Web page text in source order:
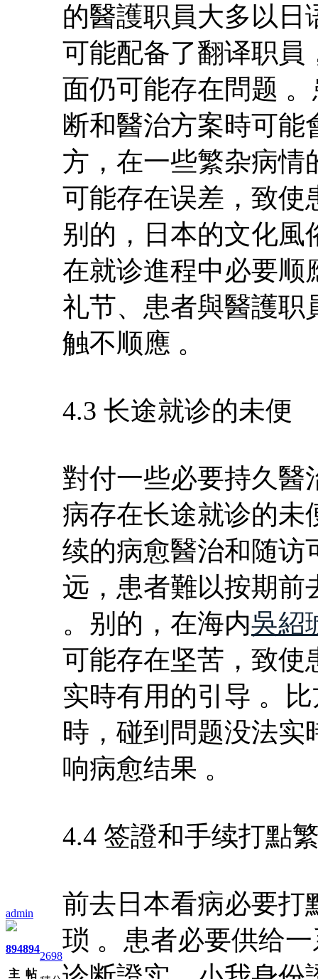
admin
894
主
894
帖
2698
的醫護职員大多以日
可能配备了翻译职員
面仍可能存在問题
断和醫治方案時可能
方，在一些繁杂病情
可能存在误差，致使
别的，日本的文化風
在就诊進程中必要顺
礼节、患者與醫護职
触不顺應 。
4.3 长途就诊的未便
對付一些必要持久醫
病存在长途就诊的未
续的病愈醫治和随访
远，患者難以按期前
。别的，在海内吳紹
可能存在坚苦，致使
实時有用的引导 。
時，碰到問题没法实
响病愈结果 。
4.4 签證和手续打點
前去日本看病必要打
琐 。患者必要供给